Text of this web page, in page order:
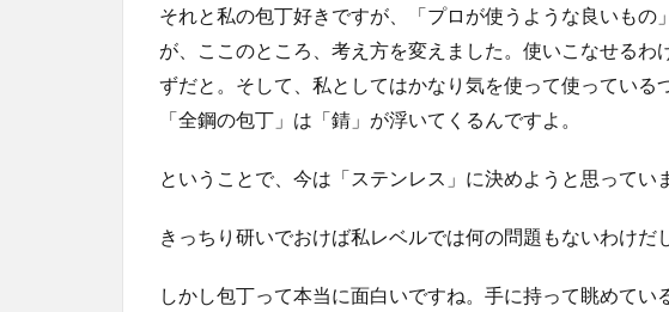
それと私の包丁好きですが、「プロが使うような良いもの
が、ここのところ、考え方を変えました。使いこなせるわ
ずだと。そして、私としてはかなり気を使って使っている
「全鋼の包丁」は「錆」が浮いてくるんですよ。
ということで、今は「ステンレス」に決めようと思ってい
きっちり研いでおけば私レベルでは何の問題もないわけだ
しかし包丁って本当に面白いですね。手に持って眺めてい